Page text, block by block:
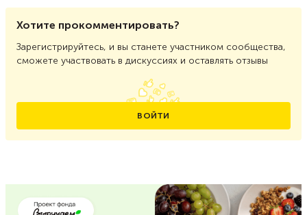
Хотите прокомментировать?
Зарегистрируйтесь, и вы станете участником сообщества,
сможете участвовать в дискуссиях и оставлять отзывы
ВОЙТИ